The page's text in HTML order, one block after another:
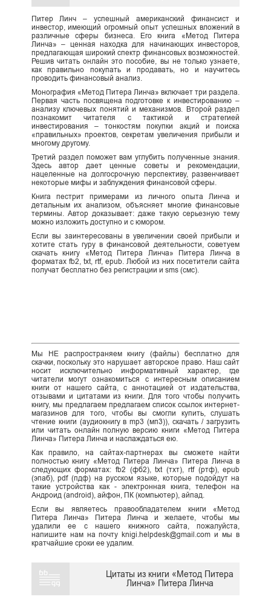
Питер Линч – успешный американский финансист и
инвестор, имеющий огромный опыт успешных вложений в
различные сферы бизнеса. Его книга «Метод Питера
Линча» – ценная находка для начинающих инвесторов,
предлагающая широкий спектр финансовых возможностей.
Решив читать онлайн это пособие, вы не только узнаете,
как правильно покупать и продавать, но и научитесь
проводить финансовый анализ.
Монография «Метод Питера Линча» включает три раздела.
Первая часть посвящена подготовке к инвестированию –
анализу ключевых понятий и механизмов. Второй раздел
познакомит читателя с тактикой и стратегией
инвестирования – тонкостям покупки акций и поиска
«правильных» проектов, секретам увеличения прибыли и
многому другому.
Третий раздел поможет вам углубить полученные знания.
Здесь автор дает ценные советы и рекомендации,
нацеленные на долгосрочную перспективу, развенчивает
некоторые мифы и заблуждения финансовой сферы.
Книга пестрит примерами из личного опыта Линча и
детальным их анализом, объясняет многие финансовые
термины. Автор доказывает: даже такую серьезную тему
можно изложить доступно и с юмором.
Если вы заинтересованы в увеличении своей прибыли и
хотите стать гуру в финансовой деятельности, советуем
скачать книгу «Метод Питера Линча» Питера Линча в
форматах fb2, txt, rtf, epub. Любой из них посетители сайта
получат бесплатно без регистрации и sms (смс).
Мы НЕ распространяем книгу (файлы) бесплатно для
скачки, поскольку это нарушает авторское право. Наш сайт
носит исключительно информативный характер, где
читатели могут ознакомиться с интересным описанием
книги от нашего сайта, с аннотацией от издательства,
отзывами и цитатами из книги. Для того чтобы получить
книгу, мы предлагаем предлагаем список ссылок интернет-
магазинов для того, чтобы вы смогли купить, слушать
чтение книги (аудиокнигу в mp3 (мп3)), скачать / загрузить
или читать онлайн полную версию книги «Метод Питера
Линча» Питера Линча и наслаждаться ею.
Как правило, на сайтах-партнерах вы сможете найти
полностью книгу «Метод Питера Линча» Питера Линча в
следующих форматах: fb2 (фб2), txt (тхт), rtf (ртф), epub
(эпаб), pdf (пдф) на русском языке, которые подойдут на
такие устройства как - электронная книга, телефон на
Андроид (android), айфон, ПК (компьютер), айпад.
Если вы являетесь правообладателем книги «Метод
Питера Линча» Питера Линча и желаете, чтобы мы
удалили ее с нашего книжного сайта, пожалуйста,
напишите нам на почту knigi.helpdesk@gmail.com и мы в
кратчайшие сроки ее удалим.
Цитаты из книги «Метод Питера
Линча» Питера Линча